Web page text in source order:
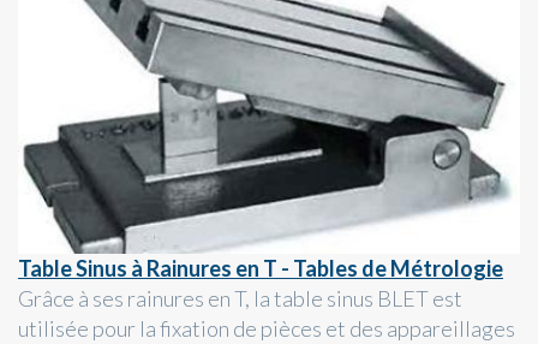
Table Sinus à Rainures en T - Tables de Métrologie
Grâce à ses rainures en T, la table sinus BLET est
utilisée pour la fixation de pièces et des appareillages